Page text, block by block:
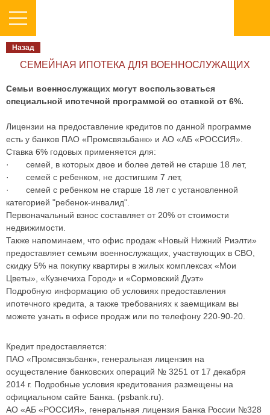
Назад
СЕМЕЙНАЯ ИПОТЕКА ДЛЯ ВОЕННОСЛУЖАЩИХ
Семьи военнослужащих могут воспользоваться
специальной ипотечной программой со ставкой от 6%.
Лицензии на предоставление кредитов по данной программе
есть у банков ПАО «Промсвязьбанк» и АО «АБ «РОССИЯ».
Ставка 6% годовых применяется для:
· семей, в которых двое и более детей не старше 18 лет,
· семей с ребенком, не достигшим 7 лет,
· семей с ребенком не старше 18 лет с установленной
категорией "ребенок-инвалид".
Первоначальный взнос составляет от 20% от стоимости
недвижимости.
Также напоминаем, что офис продаж «Новый Нижний Риэлти»
предоставляет семьям военнослужащих, участвующих в СВО,
скидку 5% на покупку квартиры в жилых комплексах «Мои
Цветы», «Кузнечиха Город» и «Сормовский Дуэт»
Подробную информацию об условиях предоставления
ипотечного кредита, а также требованиях к заемщикам вы
можете узнать в офисе продаж или по телефону 220-90-20.
Кредит предоставляется:
ПAO «Промсвязьбанк», генеральная лицензия на
осуществление банковских операций № 3251 от 17 декабря
2014 г. Подробные условия кредитования размещены на
официальном сайте Банка. (psbank.ru).
АО «АБ «РОССИЯ», генеральная лицензия Банка России №328